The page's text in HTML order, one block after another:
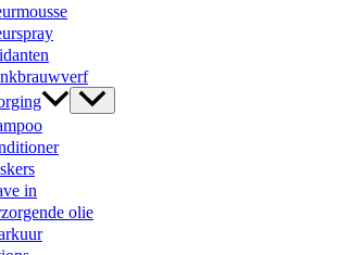
in
olie